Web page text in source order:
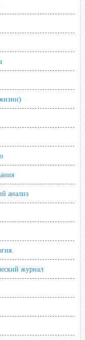
анализ
журнал